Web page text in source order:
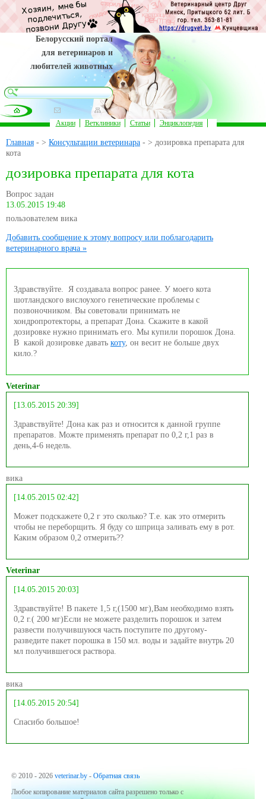
Белорусский портал
для ветеринаров и
любителей животных
Главная - > Консультации ветеринара - > дозировка препарата для
кота
дозировка препарата для кота
Вопрос задан
13.05.2015 19:48
пользователем вика
Добавить сообщение к этому вопросу или поблагодарить
ветеринарного врача »
Здравствуйте. Я создавала вопрос ранее. У моего кота
шотландского вислоухого генетические проблемы с
позвоночником. Вы советовали принимать не
хондропротекторы, а препарат Дона. Скажите в какой
дозировке нужно принимать его. Мы купили порошок Дона.
В какой дозировке давать коту, он весит не больше двух
кило.?
Veterinar
[13.05.2015 20:39]
Здравствуйте! Дона как раз и относится к данной группе
препаратов. Можте применять препарат по 0,2 г,1 раз в
день,4-6 недель.
вика
[14.05.2015 02:42]
Может подскажете 0,2 г это сколько? Т.е. как это отмерить
чтобы не переборщить. Я буду со шприца заливать ему в рот.
Каким образом 0,2 отмерить??
Veterinar
[14.05.2015 20:03]
Здравствуйте! В пакете 1,5 г,(1500 мг),Вам необходимо взять
0,2 г.( 200 мг)Если не можете разделить порошок и затем
развести получившуюся часть поступите по другому-
разведите пакет порошка в 150 мл. воды и задайте внутрь 20
мл получившегося раствора.
вика
[14.05.2015 20:54]
Спасибо большое!
Акции Ветклиники Статьи Энциклопедия
© 2010 - 2026 veterinar.by - Обратная связь
Любое копирование материалов сайта разрешено только с